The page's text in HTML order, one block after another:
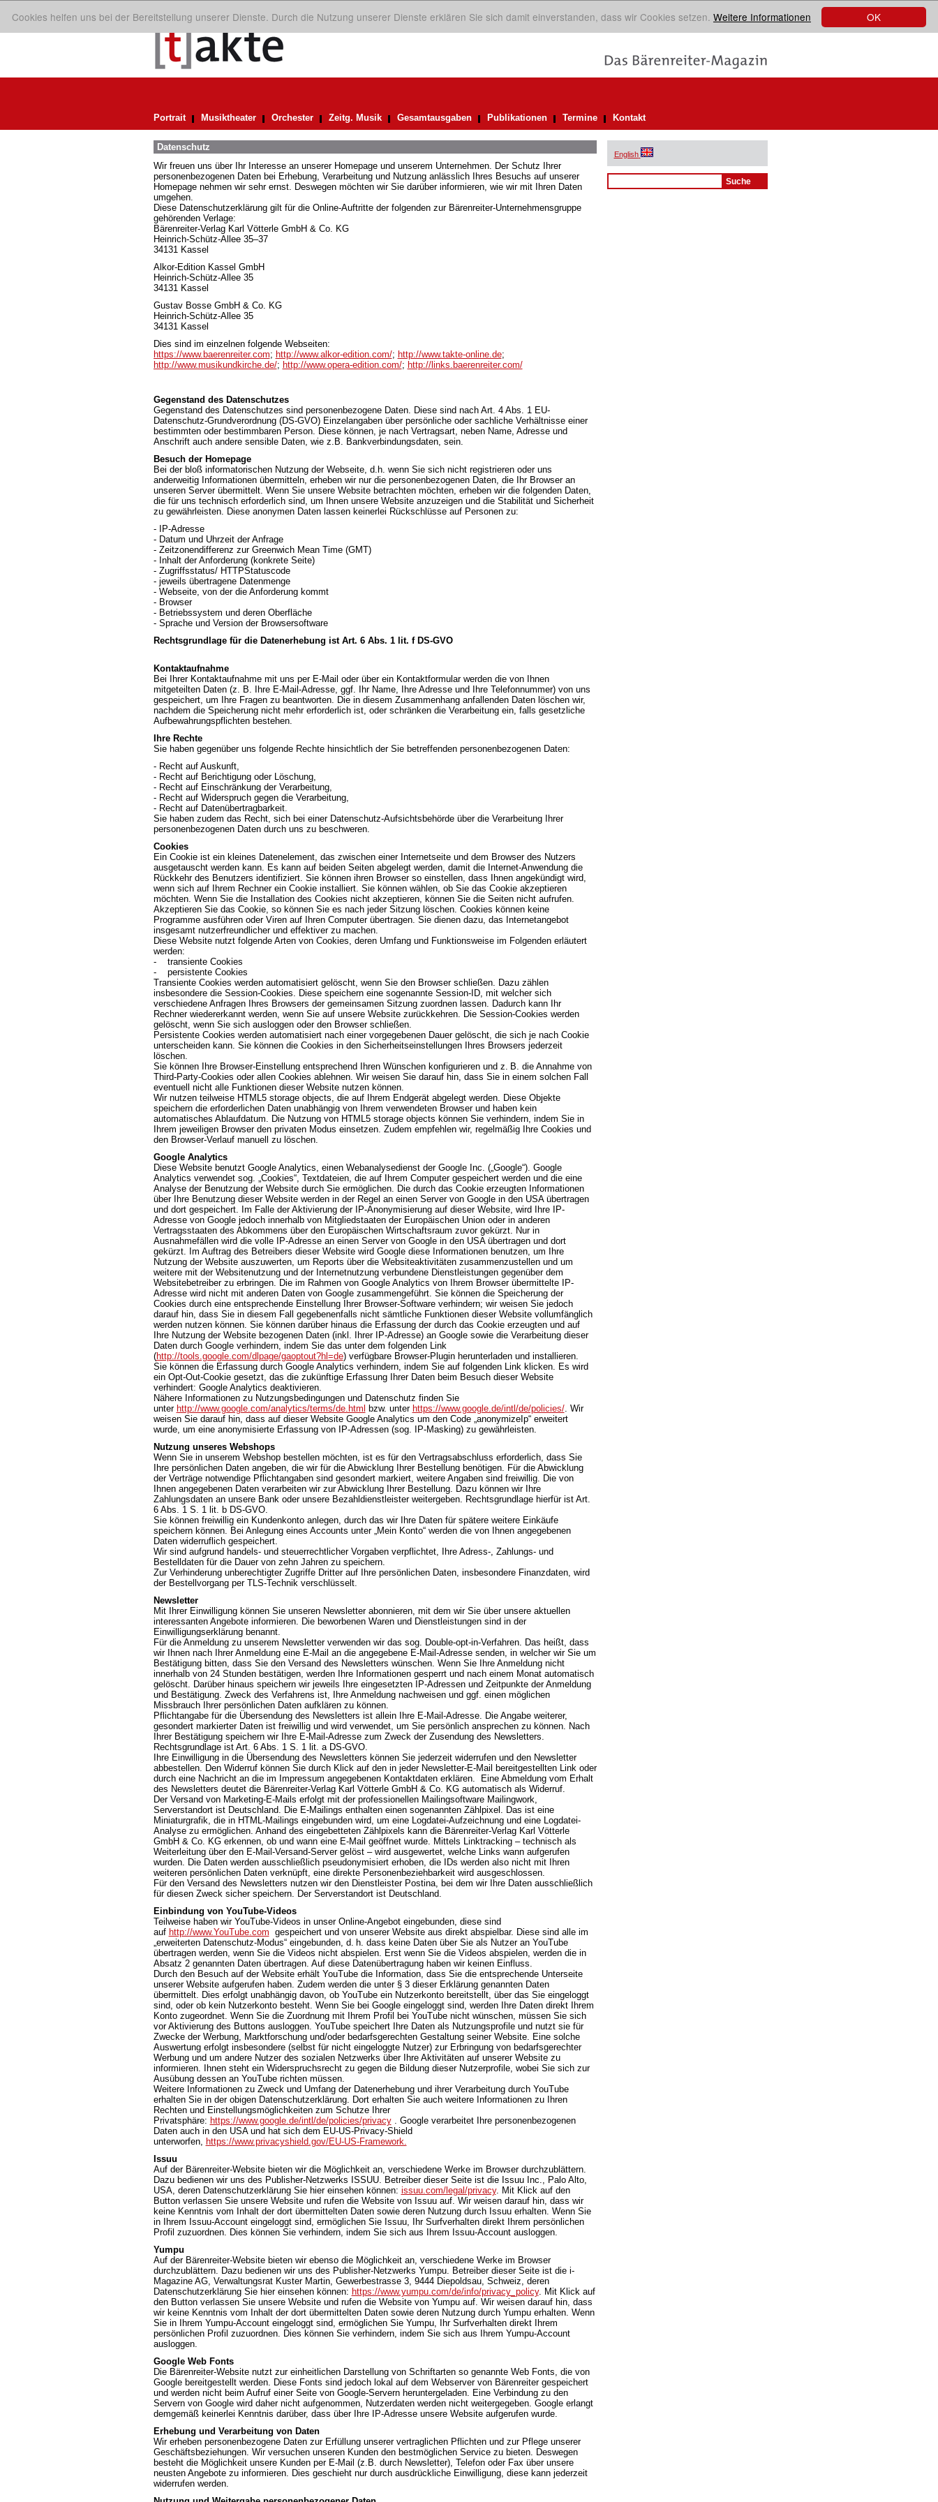
OK
Cookies helfen uns bei der Bereitstellung unserer Dienste. Durch die Nutzung unserer Dienste erklären Sie sich damit einverstanden, dass wir Cookies setzen. Weitere Informationen
Portrait Musiktheater Orchester Zeitg. Musik Gesamtausgaben Publikationen Termine Kontakt
Datenschutz
Wir freuen uns über Ihr Interesse an unserer Homepage und unserem Unternehmen. Der Schutz Ihrer
personenbezogenen Daten bei Erhebung, Verarbeitung und Nutzung anlässlich Ihres Besuchs auf unserer
Homepage nehmen wir sehr ernst. Deswegen möchten wir Sie darüber informieren, wie wir mit Ihren Daten
umgehen.
Diese Datenschutzerklärung gilt für die Online-Auftritte der folgenden zur Bärenreiter-Unternehmensgruppe
gehörenden Verlage:
Bärenreiter-Verlag Karl Vötterle GmbH & Co. KG
Heinrich-Schütz-Allee 35–37
34131 Kassel
Alkor-Edition Kassel GmbH
Heinrich-Schütz-Allee 35
34131 Kassel
Gustav Bosse GmbH & Co. KG
Heinrich-Schütz-Allee 35
34131 Kassel
Dies sind im einzelnen folgende Webseiten:
https://www.baerenreiter.com; http://www.alkor-edition.com/; http://www.takte-online.de;
http://www.musikundkirche.de/; http://www.opera-edition.com/; http://links.baerenreiter.com/
Gegenstand des Datenschutzes
Gegenstand des Datenschutzes sind personenbezogene Daten. Diese sind nach Art. 4 Abs. 1 EU-
Datenschutz-Grundverordnung (DS-GVO) Einzelangaben über persönliche oder sachliche Verhältnisse einer
bestimmten oder bestimmbaren Person. Diese können, je nach Vertragsart, neben Name, Adresse und
Anschrift auch andere sensible Daten, wie z.B. Bankverbindungsdaten, sein.
Besuch der Homepage
Bei der bloß informatorischen Nutzung der Webseite, d.h. wenn Sie sich nicht registrieren oder uns
anderweitig Informationen übermitteln, erheben wir nur die personenbezogenen Daten, die Ihr Browser an
unseren Server übermittelt. Wenn Sie unsere Website betrachten möchten, erheben wir die folgenden Daten,
die für uns technisch erforderlich sind, um Ihnen unsere Website anzuzeigen und die Stabilität und Sicherheit
zu gewährleisten. Diese anonymen Daten lassen keinerlei Rückschlüsse auf Personen zu:
- IP-Adresse
- Datum und Uhrzeit der Anfrage
- Zeitzonendifferenz zur Greenwich Mean Time (GMT)
- Inhalt der Anforderung (konkrete Seite)
- Zugriffsstatus/ HTTPStatuscode
- jeweils übertragene Datenmenge
- Webseite, von der die Anforderung kommt
- Browser
- Betriebssystem und deren Oberfläche
- Sprache und Version der Browsersoftware
Rechtsgrundlage für die Datenerhebung ist Art. 6 Abs. 1 lit. f DS-GVO
Kontaktaufnahme
Bei Ihrer Kontaktaufnahme mit uns per E-Mail oder über ein Kontaktformular werden die von Ihnen
mitgeteilten Daten (z. B. Ihre E-Mail-Adresse, ggf. Ihr Name, Ihre Adresse und Ihre Telefonnummer) von uns
gespeichert, um Ihre Fragen zu beantworten. Die in diesem Zusammenhang anfallenden Daten löschen wir,
nachdem die Speicherung nicht mehr erforderlich ist, oder schränken die Verarbeitung ein, falls gesetzliche
Aufbewahrungspflichten bestehen.
Ihre Rechte
Sie haben gegenüber uns folgende Rechte hinsichtlich der Sie betreffenden personenbezogenen Daten:
- Recht auf Auskunft,
- Recht auf Berichtigung oder Löschung,
- Recht auf Einschränkung der Verarbeitung,
- Recht auf Widerspruch gegen die Verarbeitung,
- Recht auf Datenübertragbarkeit.
Sie haben zudem das Recht, sich bei einer Datenschutz-Aufsichtsbehörde über die Verarbeitung Ihrer
personenbezogenen Daten durch uns zu beschweren.
Cookies
Ein Cookie ist ein kleines Datenelement, das zwischen einer Internetseite und dem Browser des Nutzers
ausgetauscht werden kann. Es kann auf beiden Seiten abgelegt werden, damit die Internet-Anwendung die
Rückkehr des Benutzers identifiziert. Sie können ihren Browser so einstellen, dass Ihnen angekündigt wird,
wenn sich auf Ihrem Rechner ein Cookie installiert. Sie können wählen, ob Sie das Cookie akzeptieren
möchten. Wenn Sie die Installation des Cookies nicht akzeptieren, können Sie die Seiten nicht aufrufen.
Akzeptieren Sie das Cookie, so können Sie es nach jeder Sitzung löschen. Cookies können keine
Programme ausführen oder Viren auf Ihren Computer übertragen. Sie dienen dazu, das Internetangebot
insgesamt nutzerfreundlicher und effektiver zu machen.
Diese Website nutzt folgende Arten von Cookies, deren Umfang und Funktionsweise im Folgenden erläutert
werden:
- transiente Cookies
- persistente Cookies
Transiente Cookies werden automatisiert gelöscht, wenn Sie den Browser schließen. Dazu zählen
insbesondere die Session-Cookies. Diese speichern eine sogenannte Session-ID, mit welcher sich
verschiedene Anfragen Ihres Browsers der gemeinsamen Sitzung zuordnen lassen. Dadurch kann Ihr
Rechner wiedererkannt werden, wenn Sie auf unsere Website zurückkehren. Die Session-Cookies werden
gelöscht, wenn Sie sich ausloggen oder den Browser schließen.
Persistente Cookies werden automatisiert nach einer vorgegebenen Dauer gelöscht, die sich je nach Cookie
unterscheiden kann. Sie können die Cookies in den Sicherheitseinstellungen Ihres Browsers jederzeit
löschen.
Sie können Ihre Browser-Einstellung entsprechend Ihren Wünschen konfigurieren und z. B. die Annahme von
Third-Party-Cookies oder allen Cookies ablehnen. Wir weisen Sie darauf hin, dass Sie in einem solchen Fall
eventuell nicht alle Funktionen dieser Website nutzen können.
Wir nutzen teilweise HTML5 storage objects, die auf Ihrem Endgerät abgelegt werden. Diese Objekte
speichern die erforderlichen Daten unabhängig von Ihrem verwendeten Browser und haben kein
automatisches Ablaufdatum. Die Nutzung von HTML5 storage objects können Sie verhindern, indem Sie in
Ihrem jeweiligen Browser den privaten Modus einsetzen. Zudem empfehlen wir, regelmäßig Ihre Cookies und
den Browser-Verlauf manuell zu löschen.
Google Analytics
Diese Website benutzt Google Analytics, einen Webanalysedienst der Google Inc. („Google“). Google
Analytics verwendet sog. „Cookies“, Textdateien, die auf Ihrem Computer gespeichert werden und die eine
Analyse der Benutzung der Website durch Sie ermöglichen. Die durch das Cookie erzeugten Informationen
über Ihre Benutzung dieser Website werden in der Regel an einen Server von Google in den USA übertragen
und dort gespeichert. Im Falle der Aktivierung der IP-Anonymisierung auf dieser Website, wird Ihre IP-
Adresse von Google jedoch innerhalb von Mitgliedstaaten der Europäischen Union oder in anderen
Vertragsstaaten des Abkommens über den Europäischen Wirtschaftsraum zuvor gekürzt. Nur in
Ausnahmefällen wird die volle IP-Adresse an einen Server von Google in den USA übertragen und dort
gekürzt. Im Auftrag des Betreibers dieser Website wird Google diese Informationen benutzen, um Ihre
Nutzung der Website auszuwerten, um Reports über die Websiteaktivitäten zusammenzustellen und um
weitere mit der Websitenutzung und der Internetnutzung verbundene Dienstleistungen gegenüber dem
Websitebetreiber zu erbringen. Die im Rahmen von Google Analytics von Ihrem Browser übermittelte IP-
Adresse wird nicht mit anderen Daten von Google zusammengeführt. Sie können die Speicherung der
Cookies durch eine entsprechende Einstellung Ihrer Browser-Software verhindern; wir weisen Sie jedoch
darauf hin, dass Sie in diesem Fall gegebenenfalls nicht sämtliche Funktionen dieser Website vollumfänglich
werden nutzen können. Sie können darüber hinaus die Erfassung der durch das Cookie erzeugten und auf
Ihre Nutzung der Website bezogenen Daten (inkl. Ihrer IP-Adresse) an Google sowie die Verarbeitung dieser
Daten durch Google verhindern, indem Sie das unter dem folgenden Link
(http://tools.google.com/dlpage/gaoptout?hl=de) verfügbare Browser-Plugin herunterladen und installieren.
Sie können die Erfassung durch Google Analytics verhindern, indem Sie auf folgenden Link klicken. Es wird
ein Opt-Out-Cookie gesetzt, das die zukünftige Erfassung Ihrer Daten beim Besuch dieser Website
verhindert: Google Analytics deaktivieren.
Nähere Informationen zu Nutzungsbedingungen und Datenschutz finden Sie
unter http://www.google.com/analytics/terms/de.html bzw. unter https://www.google.de/intl/de/policies/. Wir
weisen Sie darauf hin, dass auf dieser Website Google Analytics um den Code „anonymizeIp“ erweitert
wurde, um eine anonymisierte Erfassung von IP-Adressen (sog. IP-Masking) zu gewährleisten.
Nutzung unseres Webshops
Wenn Sie in unserem Webshop bestellen möchten, ist es für den Vertragsabschluss erforderlich, dass Sie
Ihre persönlichen Daten angeben, die wir für die Abwicklung Ihrer Bestellung benötigen. Für die Abwicklung
der Verträge notwendige Pflichtangaben sind gesondert markiert, weitere Angaben sind freiwillig. Die von
Ihnen angegebenen Daten verarbeiten wir zur Abwicklung Ihrer Bestellung. Dazu können wir Ihre
Zahlungsdaten an unsere Bank oder unsere Bezahldienstleister weitergeben. Rechtsgrundlage hierfür ist Art.
6 Abs. 1 S. 1 lit. b DS-GVO.
Sie können freiwillig ein Kundenkonto anlegen, durch das wir Ihre Daten für spätere weitere Einkäufe
speichern können. Bei Anlegung eines Accounts unter „Mein Konto“ werden die von Ihnen angegebenen
Daten widerruflich gespeichert.
Wir sind aufgrund handels- und steuerrechtlicher Vorgaben verpflichtet, Ihre Adress-, Zahlungs- und
Bestelldaten für die Dauer von zehn Jahren zu speichern.
Zur Verhinderung unberechtigter Zugriffe Dritter auf Ihre persönlichen Daten, insbesondere Finanzdaten, wird
der Bestellvorgang per TLS-Technik verschlüsselt.
Newsletter
Mit Ihrer Einwilligung können Sie unseren Newsletter abonnieren, mit dem wir Sie über unsere aktuellen
interessanten Angebote informieren. Die beworbenen Waren und Dienstleistungen sind in der
Einwilligungserklärung benannt.
Für die Anmeldung zu unserem Newsletter verwenden wir das sog. Double-opt-in-Verfahren. Das heißt, dass
wir Ihnen nach Ihrer Anmeldung eine E-Mail an die angegebene E-Mail-Adresse senden, in welcher wir Sie um
Bestätigung bitten, dass Sie den Versand des Newsletters wünschen. Wenn Sie Ihre Anmeldung nicht
innerhalb von 24 Stunden bestätigen, werden Ihre Informationen gesperrt und nach einem Monat automatisch
gelöscht. Darüber hinaus speichern wir jeweils Ihre eingesetzten IP-Adressen und Zeitpunkte der Anmeldung
und Bestätigung. Zweck des Verfahrens ist, Ihre Anmeldung nachweisen und ggf. einen möglichen
Missbrauch Ihrer persönlichen Daten aufklären zu können.
Pflichtangabe für die Übersendung des Newsletters ist allein Ihre E-Mail-Adresse. Die Angabe weiterer,
gesondert markierter Daten ist freiwillig und wird verwendet, um Sie persönlich ansprechen zu können. Nach
Ihrer Bestätigung speichern wir Ihre E-Mail-Adresse zum Zweck der Zusendung des Newsletters.
Rechtsgrundlage ist Art. 6 Abs. 1 S. 1 lit. a DS-GVO.
Ihre Einwilligung in die Übersendung des Newsletters können Sie jederzeit widerrufen und den Newsletter
abbestellen. Den Widerruf können Sie durch Klick auf den in jeder Newsletter-E-Mail bereitgestellten Link oder
durch eine Nachricht an die im Impressum angegebenen Kontaktdaten erklären. Eine Abmeldung vom Erhalt
des Newsletters deutet die Bärenreiter-Verlag Karl Vötterle GmbH & Co. KG automatisch als Widerruf.
Der Versand von Marketing-E-Mails erfolgt mit der professionellen Mailingsoftware Mailingwork,
Serverstandort ist Deutschland. Die E-Mailings enthalten einen sogenannten Zählpixel. Das ist eine
Miniaturgrafik, die in HTML-Mailings eingebunden wird, um eine Logdatei-Aufzeichnung und eine Logdatei-
Analyse zu ermöglichen. Anhand des eingebetteten Zählpixels kann die Bärenreiter-Verlag Karl Vötterle
GmbH & Co. KG erkennen, ob und wann eine E-Mail geöffnet wurde. Mittels Linktracking – technisch als
Weiterleitung über den E-Mail-Versand-Server gelöst – wird ausgewertet, welche Links wann aufgerufen
wurden. Die Daten werden ausschließlich pseudonymisiert erhoben, die IDs werden also nicht mit Ihren
weiteren persönlichen Daten verknüpft, eine direkte Personenbeziehbarkeit wird ausgeschlossen.
Für den Versand des Newsletters nutzen wir den Dienstleister Postina, bei dem wir Ihre Daten ausschließlich
für diesen Zweck sicher speichern. Der Serverstandort ist Deutschland.
Einbindung von YouTube-Videos
Teilweise haben wir YouTube-Videos in unser Online-Angebot eingebunden, diese sind
auf http://www.YouTube.com gespeichert und von unserer Website aus direkt abspielbar. Diese sind alle im
„erweiterten Datenschutz-Modus“ eingebunden, d. h. dass keine Daten über Sie als Nutzer an YouTube
übertragen werden, wenn Sie die Videos nicht abspielen. Erst wenn Sie die Videos abspielen, werden die in
Absatz 2 genannten Daten übertragen. Auf diese Datenübertragung haben wir keinen Einfluss.
Durch den Besuch auf der Website erhält YouTube die Information, dass Sie die entsprechende Unterseite
unserer Website aufgerufen haben. Zudem werden die unter § 3 dieser Erklärung genannten Daten
übermittelt. Dies erfolgt unabhängig davon, ob YouTube ein Nutzerkonto bereitstellt, über das Sie eingeloggt
sind, oder ob kein Nutzerkonto besteht. Wenn Sie bei Google eingeloggt sind, werden Ihre Daten direkt Ihrem
Konto zugeordnet. Wenn Sie die Zuordnung mit Ihrem Profil bei YouTube nicht wünschen, müssen Sie sich
vor Aktivierung des Buttons ausloggen. YouTube speichert Ihre Daten als Nutzungsprofile und nutzt sie für
Zwecke der Werbung, Marktforschung und/oder bedarfsgerechten Gestaltung seiner Website. Eine solche
Auswertung erfolgt insbesondere (selbst für nicht eingeloggte Nutzer) zur Erbringung von bedarfsgerechter
Werbung und um andere Nutzer des sozialen Netzwerks über Ihre Aktivitäten auf unserer Website zu
informieren. Ihnen steht ein Widerspruchsrecht zu gegen die Bildung dieser Nutzerprofile, wobei Sie sich zur
Ausübung dessen an YouTube richten müssen.
Weitere Informationen zu Zweck und Umfang der Datenerhebung und ihrer Verarbeitung durch YouTube
erhalten Sie in der obigen Datenschutzerklärung. Dort erhalten Sie auch weitere Informationen zu Ihren
Rechten und Einstellungsmöglichkeiten zum Schutze Ihrer
Privatsphäre: https://www.google.de/intl/de/policies/privacy. Google verarbeitet Ihre personenbezogenen
Daten auch in den USA und hat sich dem EU-US-Privacy-Shield
unterworfen, https://www.privacyshield.gov/EU-US-Framework.
Issuu
Auf der Bärenreiter-Website bieten wir die Möglichkeit an, verschiedene Werke im Browser durchzublättern.
Dazu bedienen wir uns des Publisher-Netzwerks ISSUU. Betreiber dieser Seite ist die Issuu Inc., Palo Alto,
USA, deren Datenschutzerklärung Sie hier einsehen können: issuu.com/legal/privacy. Mit Klick auf den
Button verlassen Sie unsere Website und rufen die Website von Issuu auf. Wir weisen darauf hin, dass wir
keine Kenntnis vom Inhalt der dort übermittelten Daten sowie deren Nutzung durch Issuu erhalten. Wenn Sie
in Ihrem Issuu-Account eingeloggt sind, ermöglichen Sie Issuu, Ihr Surfverhalten direkt Ihrem persönlichen
Profil zuzuordnen. Dies können Sie verhindern, indem Sie sich aus Ihrem Issuu-Account ausloggen.
Yumpu
Auf der Bärenreiter-Website bieten wir ebenso die Möglichkeit an, verschiedene Werke im Browser
durchzublättern. Dazu bedienen wir uns des Publisher-Netzwerks Yumpu. Betreiber dieser Seite ist die i-
Magazine AG, Verwaltungsrat Kuster Martin, Gewerbestrasse 3, 9444 Diepoldsau, Schweiz, deren
Datenschutzerklärung Sie hier einsehen können: https://www.yumpu.com/de/info/privacy_policy. Mit Klick auf
den Button verlassen Sie unsere Website und rufen die Website von Yumpu auf. Wir weisen darauf hin, dass
wir keine Kenntnis vom Inhalt der dort übermittelten Daten sowie deren Nutzung durch Yumpu erhalten. Wenn
Sie in Ihrem Yumpu-Account eingeloggt sind, ermöglichen Sie Yumpu, Ihr Surfverhalten direkt Ihrem
persönlichen Profil zuzuordnen. Dies können Sie verhindern, indem Sie sich aus Ihrem Yumpu-Account
ausloggen.
Google Web Fonts
Die Bärenreiter-Website nutzt zur einheitlichen Darstellung von Schriftarten so genannte Web Fonts, die von
Google bereitgestellt werden. Diese Fonts sind jedoch lokal auf dem Webserver von Bärenreiter gespeichert
und werden nicht beim Aufruf einer Seite von Google-Servern heruntergeladen. Eine Verbindung zu den
Servern von Google wird daher nicht aufgenommen, Nutzerdaten werden nicht weitergegeben. Google erlangt
demgemäß keinerlei Kenntnis darüber, dass über Ihre IP-Adresse unsere Website aufgerufen wurde.
Erhebung und Verarbeitung von Daten
Wir erheben personenbezogene Daten zur Erfüllung unserer vertraglichen Pflichten und zur Pflege unserer
Geschäftsbeziehungen. Wir versuchen unseren Kunden den bestmöglichen Service zu bieten. Deswegen
besteht die Möglichkeit unsere Kunden per E-Mail (z.B. durch Newsletter), Telefon oder Fax über unsere
neusten Angebote zu informieren. Dies geschieht nur durch ausdrückliche Einwilligung, diese kann jederzeit
widerrufen werden.
English